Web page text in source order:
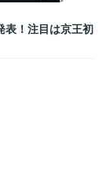
表！注目は京王初